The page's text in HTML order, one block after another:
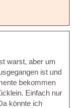
warst, aber um
ist und
bekommen
Einfach nur
könnte ich